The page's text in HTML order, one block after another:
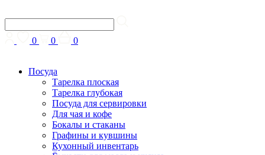
0 0 0
Посуда
Тарелка плоская
Тарелка глубокая
Посуда для сервировки
Для чая и кофе
Бокалы и стаканы
Графины и кувшины
Кухонный инвентарь